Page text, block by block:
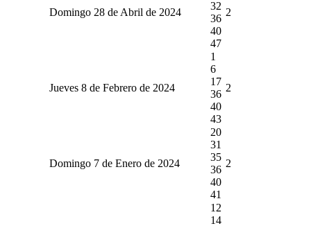
Domingo 28 de Abril de 2024
32
36
40
47
2
Jueves 8 de Febrero de 2024
1
6
17
36
40
43
2
Domingo 7 de Enero de 2024
20
31
35
36
40
41
2
12
14